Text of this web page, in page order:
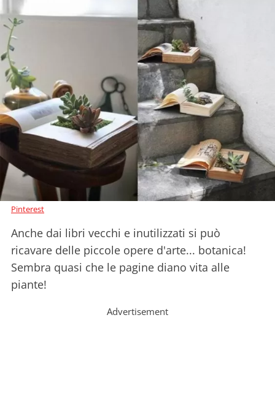
Pinterest
Anche dai libri vecchi e inutilizzati si può
ricavare delle piccole opere d'arte... botanica!
Sembra quasi che le pagine diano vita alle
piante!
Advertisement